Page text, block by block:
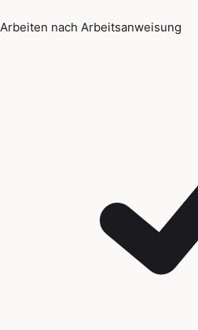
Arbeiten nach Arbeitsanweisung